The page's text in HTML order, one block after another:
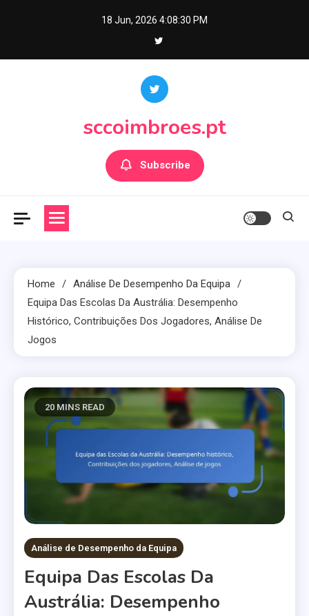
18 Jun, 2026 4:08:31 PM
sccoimbroes.pt
Subscribe
Home
Análise De Desempenho Da Equipa
Equipa Das Escolas Da Austrália: Desempenho
Histórico, Contribuições Dos Jogadores, Análise De
Jogos
20 MINS READ
Análise de Desempenho da Equipa
Equipa Das Escolas Da
Austrália: Desempenho